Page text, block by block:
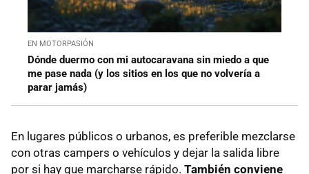
EN MOTORPASIÓN
Dónde duermo con mi autocaravana sin miedo a que
me pase nada (y los sitios en los que no volvería a
parar jamás)
En lugares públicos o urbanos, es preferible mezclarse
con otras campers o vehículos y dejar la salida libre
por si hay que marcharse rápido. También conviene